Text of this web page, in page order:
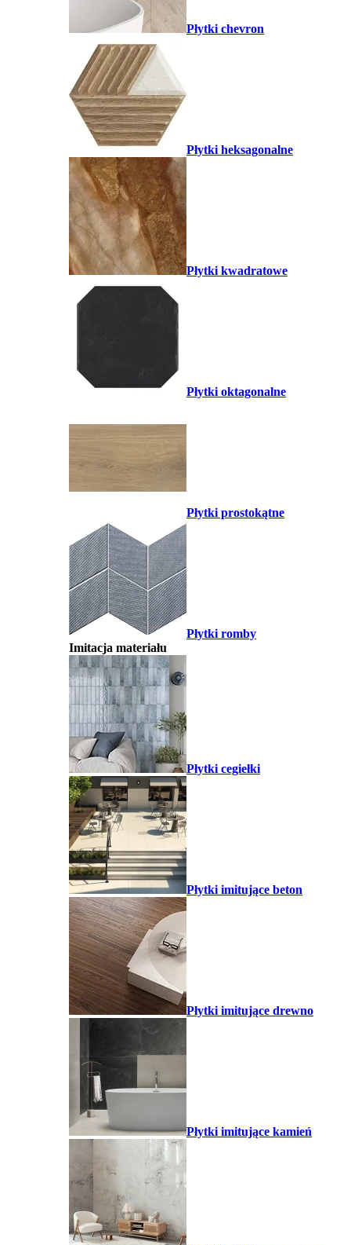
Płytki chevron
Płytki heksagonalne
Płytki kwadratowe
Płytki oktagonalne
Płytki prostokątne
Płytki romby
Imitacja materiału
Płytki cegiełki
Płytki imitujące beton
Płytki imitujące drewno
Płytki imitujące kamień